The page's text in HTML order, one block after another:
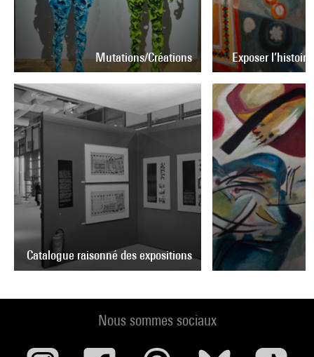
Mutations/Créations Exposer
Catalogue raisonné des expositions
Nous sommes sociaux